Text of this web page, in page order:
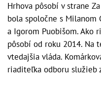
Hrhova pôsobí v strane
bola spoločne s Milanom
a Igorom Puobišom. Ako
pôsobí od roku 2014. Na
vtedajšia vláda.
riaditeľka odboru služieb